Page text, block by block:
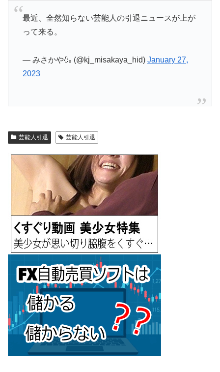
最近、全然知らない芸能人の引退ニュースが上が
って来る。
— みさかや🍶 (@kj_misakaya_hid) January 27,
2023
芸能人引退 芸能人引退